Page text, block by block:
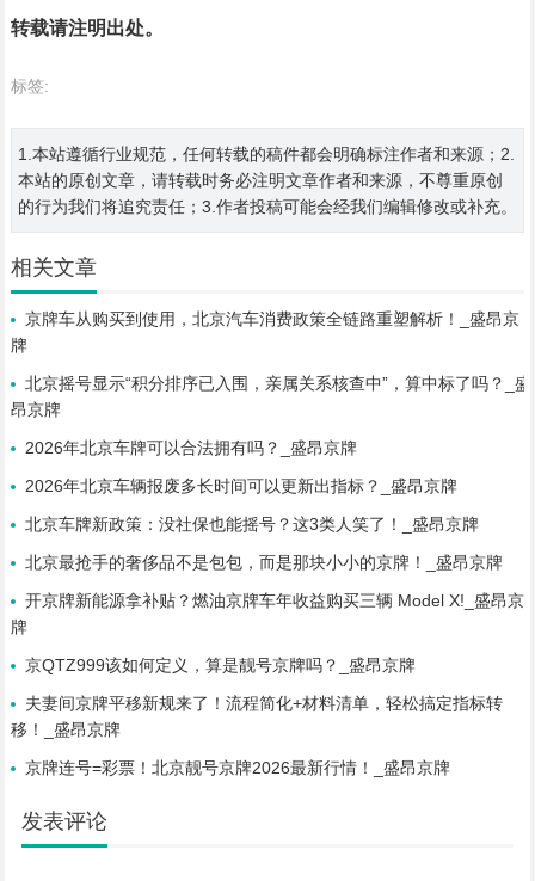
转载请注明出处。
标签:
1.本站遵循行业规范，任何转载的稿件都会明确标注作者和来源；2.
本站的原创文章，请转载时务必注明文章作者和来源，不尊重原创
的行为我们将追究责任；3.作者投稿可能会经我们编辑修改或补充。
相关文章
京牌车从购买到使用，北京汽车消费政策全链路重塑解析！_盛昂京
牌
北京摇号显示“积分排序已入围，亲属关系核查中”，算中标了吗？_盛
昂京牌
2026年北京车牌可以合法拥有吗？_盛昂京牌
2026年北京车辆报废多长时间可以更新出指标？_盛昂京牌
北京车牌新政策：没社保也能摇号？这3类人笑了！_盛昂京牌
北京最抢手的奢侈品不是包包，而是那块小小的京牌！_盛昂京牌
开京牌新能源拿补贴？燃油京牌车年收益购买三辆 Model X!_盛昂京
牌
京QTZ999该如何定义，算是靓号京牌吗？_盛昂京牌
夫妻间京牌平移新规来了！流程简化+材料清单，轻松搞定指标转
移！_盛昂京牌
京牌连号=彩票！北京靓号京牌2026最新行情！_盛昂京牌
发表评论